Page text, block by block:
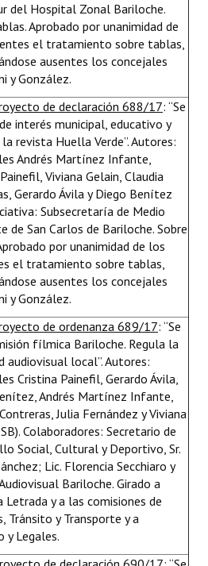
del Hospital Zonal Bariloche.
Aprobado por unanimidad de
el tratamiento sobre tablas,
ausentes los concejales
y González.
de declaración 688/17: “Se
interés municipal, educativo y
revista Huella Verde”. Autores:
Andrés Martínez Infante,
Viviana Gelain, Claudia
Gerardo Ávila y Diego Benítez
Subsecretaría de Medio
de San Carlos de Bariloche. Sobre
por unanimidad de los
el tratamiento sobre tablas,
ausentes los concejales
y González.
de ordenanza 689/17: “Se
fílmica Bariloche. Regula la
audiovisual local”. Autores:
Cristina Painefil, Gerardo Ávila,
Andrés Martínez Infante,
Julia Fernández y Viviana
Colaboradores: Secretario de
Social, Cultural y Deportivo, Sr.
Lic. Florencia Secchiaro y
Bariloche. Girado a
Letrada y a las comisiones de
Tránsito y Transporte y a
y Legales.